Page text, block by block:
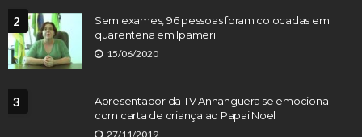
2
Sem exames, 96 pessoas foram colocadas em
quarentena em Ipameri
15/06/2020
3
Apresentador da TV Anhanguera se emociona
com carta de criança ao Papai Noel
27/11/2019